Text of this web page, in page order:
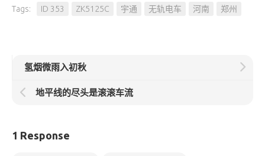
Tags: ID 353 ZK5125C 宇通 无轨电车 河南 郑州
氢烟微雨入初秋
地平线的尽头是滚滚车流
1 Response